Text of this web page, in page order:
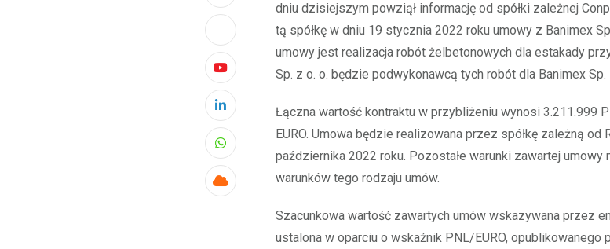
Youtube
LinkedIn
Whatsapp
Cloud
dniu dzisiejszym powziął informację od spółki zależnej
tą spółkę w dniu 19 stycznia 2022 roku umowy z Banimex
umowy jest realizacja robót żelbetonowych dla estakady
Sp. z o. o. będzie podwykonawcą tych robót dla Banimex Sp.
Łączna wartość kontraktu w przybliżeniu wynosi 3.211.999
EURO. Umowa będzie realizowana przez spółkę zależną od
października 2022 roku. Pozostałe warunki zawartej
warunków tego rodzaju umów.
Szacunkowa wartość zawartych umów wskazywana przez
ustalona w oparciu o wskaźnik PNL/EURO, opublikowanego